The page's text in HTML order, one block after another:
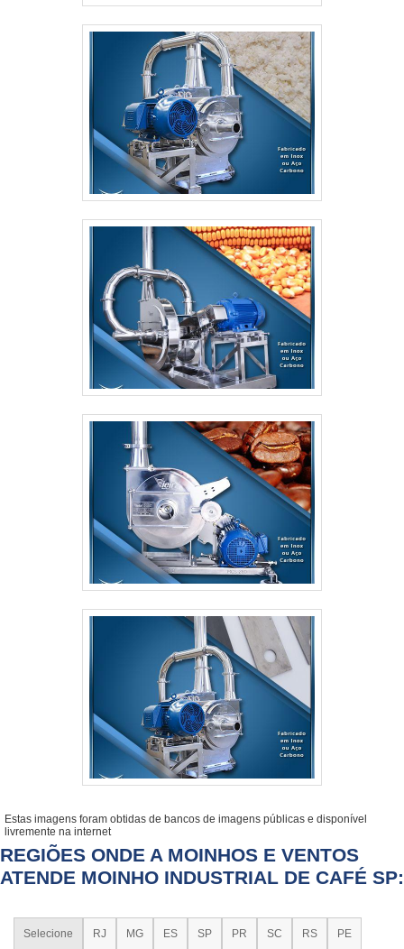
Estas imagens foram obtidas de bancos de imagens públicas e disponível
livremente na internet
REGIÕES ONDE A MOINHOS E VENTOS
ATENDE MOINHO INDUSTRIAL DE CAFÉ SP:
Selecione RJ MG ES SP PR SC RS PE